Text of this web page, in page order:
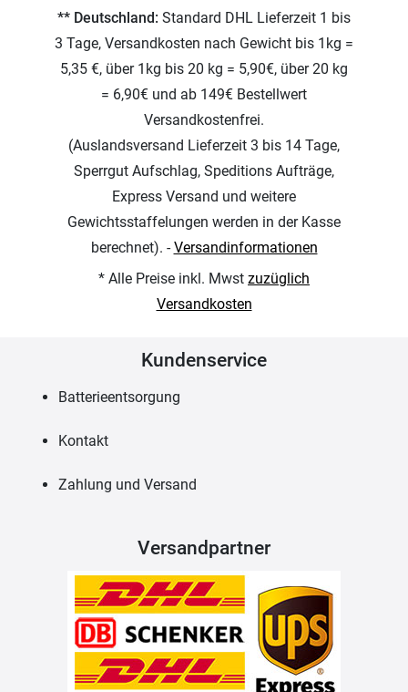
** Deutschland: Standard DHL Lieferzeit 1 bis
3 Tage, Versandkosten nach Gewicht bis 1kg =
5,35 €, über 1kg bis 20 kg = 5,90€, über 20 kg
= 6,90€ und ab 149€ Bestellwert
Versandkostenfrei.
(Auslandsversand Lieferzeit 3 bis 14 Tage,
Sperrgut Aufschlag, Speditions Aufträge,
Express Versand und weitere
Gewichtsstaffelungen werden in der Kasse
berechnet). -Versandinformationen
* Alle Preise inkl. Mwst zuzüglich
Versandkosten
Kundenservice
Batterieentsorgung
Kontakt
Zahlung und Versand
Versandpartner